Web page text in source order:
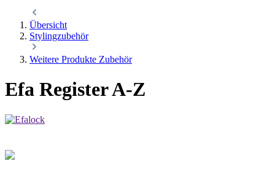
Übersicht
Stylingzubehör
Weitere Produkte Zubehör
Efa Register A-Z